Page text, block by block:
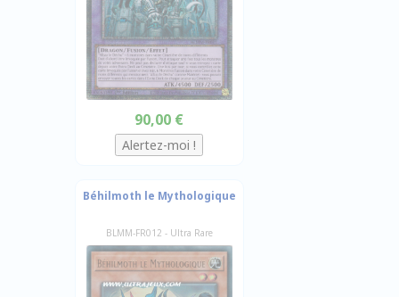
90,00 €
Béhilmoth le Mythologique
BLMM-FR012 - Ultra Rare